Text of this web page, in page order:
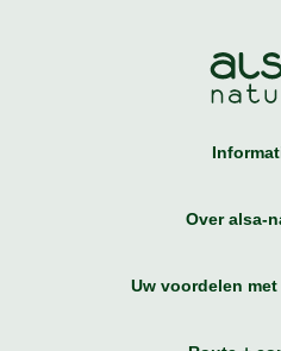
Over alsa-
Uw voordelen